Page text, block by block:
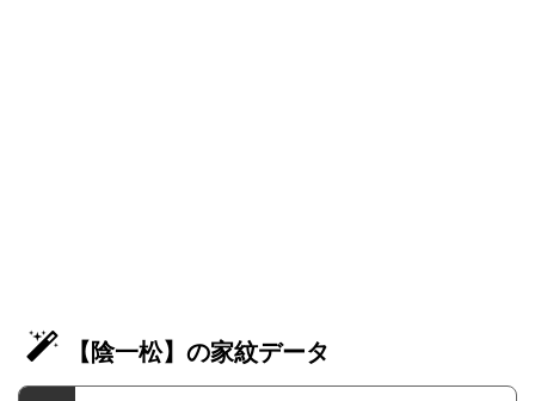
【陰一松】の家紋データ